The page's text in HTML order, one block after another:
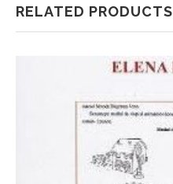
RELATED PRODUCTS